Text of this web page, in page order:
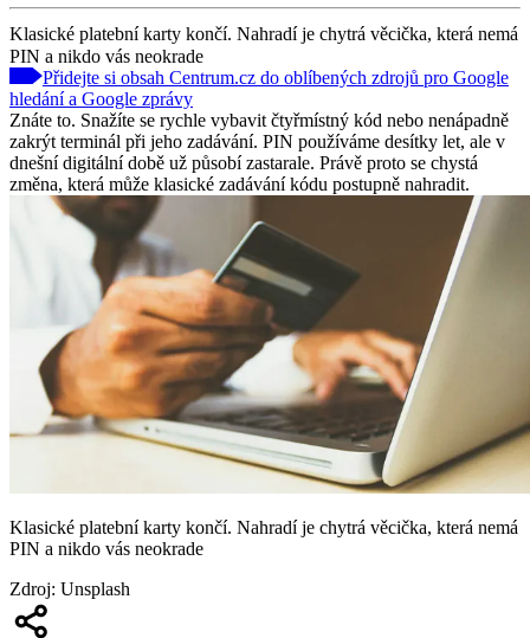
Klasické platební karty končí. Nahradí je chytrá věcička, která nemá
PIN a nikdo vás neokrade
Přidejte si obsah Centrum.cz do oblíbených zdrojů pro Google
hledání a Google zprávy
Znáte to. Snažíte se rychle vybavit čtyřmístný kód nebo nenápadně
zakrýt terminál při jeho zadávání. PIN používáme desítky let, ale v
dnešní digitální době už působí zastarale. Právě proto se chystá
změna, která může klasické zadávání kódu postupně nahradit.
Klasické platební karty končí. Nahradí je chytrá věcička, která nemá
PIN a nikdo vás neokrade
Zdroj: Unsplash